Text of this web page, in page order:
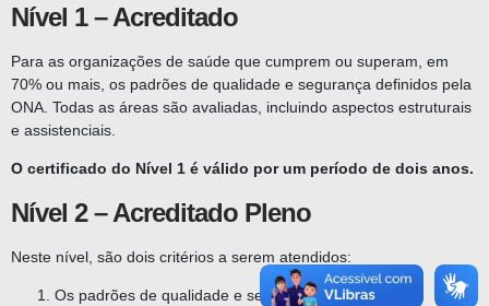
Nível 1 – Acreditado
Para as organizações de saúde que cumprem ou superam, em
70% ou mais, os padrões de qualidade e segurança definidos pela
ONA. Todas as áreas são avaliadas, incluindo aspectos estruturais
e assistenciais.
O certificado do Nível 1 é válido por um período de dois anos.
Nível 2 – Acreditado Pleno
Neste nível, são dois critérios a serem atendidos:
Os padrões de qualidade e segurança precisam ser